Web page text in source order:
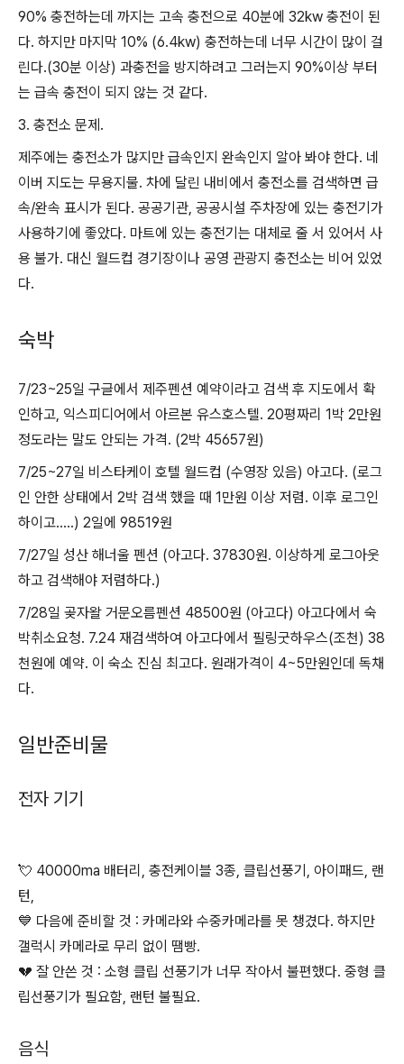
90% 충전하는데 까지는 고속 충전으로 40분에 32kw 충전이 된
다. 하지만 마지막 10% (6.4kw) 충전하는데 너무 시간이 많이 걸
린다.(30분 이상) 과충전을 방지하려고 그러는지 90%이상 부터
는 급속 충전이 되지 않는 것 같다.
3. 충전소 문제.
제주에는 충전소가 많지만 급속인지 완속인지 알아 봐야 한다. 네
이버 지도는 무용지물. 차에 달린 내비에서 충전소를 검색하면 급
속/완속 표시가 된다. 공공기관, 공공시설 주차장에 있는 충전기가
사용하기에 좋았다. 마트에 있는 충전기는 대체로 줄 서 있어서 사
용 불가. 대신 월드컵 경기장이나 공영 관광지 충전소는 비어 있었
다. ​
숙박
7/23~25일 구글에서 제주펜션 예약이라고 검색 후 지도에서 확
인하고, 익스피디어에서 아르본 유스호스텔. 20평짜리 1박 2만원
정도라는 말도 안되는 가격. (2박 45657원)
7/25~27일 비스타케이 호텔 월드컵 (수영장 있음) 아고다. (로그
인 안한 상태에서 2박 검색 했을 때 1만원 이상 저렴. 이후 로그인
하이고.....) 2일에 98519원
7/27일 성산 해너울 펜션 (아고다. 37830원. 이상하게 로그아웃
하고 검색해야 저렴하다.)
7/28일 곶자왈 거문오름펜션 48500원 (아고다) 아고다에서 숙
박취소요청. 7.24 재검색하여 아고다에서 필링굿하우스(조천) 38
천원에 예약. 이 숙소 진심 최고다. 원래가격이 4~5만원인데 독채
다.
일반준비물
전자 기기
💘 40000ma 배터리, 충전케이블 3종, 클립선풍기, 아이패드, 랜
턴,
💙 다음에 준비할 것 : 카메라와 수중카메라를 못 챙겼다. 하지만
갤럭시 카메라로 무리 없이 땜빵.
💔 잘 안쓴 것 : 소형 클립 선풍기가 너무 작아서 불편했다. 중형 클
립선풍기가 필요함, 랜턴 불필요.
음식